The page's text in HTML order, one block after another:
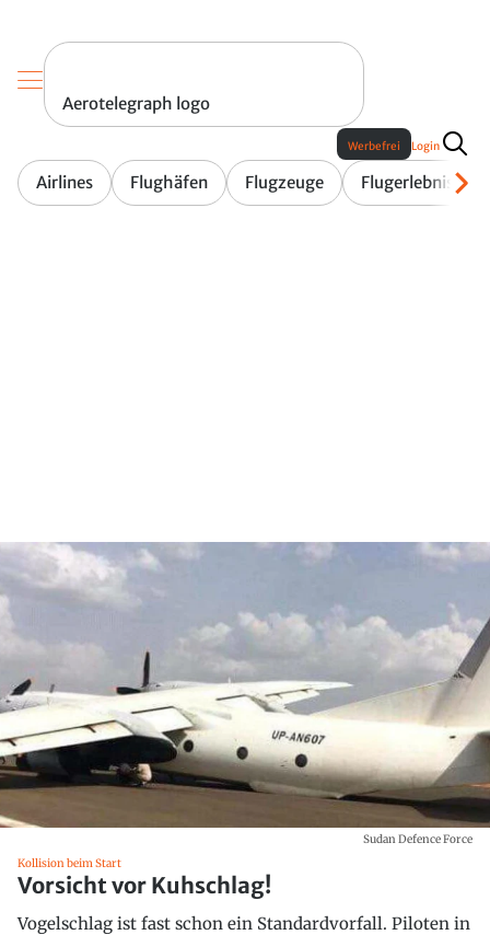
Aerotelegraph logo
Airlines Flughäfen Flugzeuge Flugerlebnis
Werbefrei Login
Sudan Defence Force
Kollision beim Start
Vorsicht vor Kuhschlag!
Vogelschlag ist fast schon ein Standardvorfall. Piloten in